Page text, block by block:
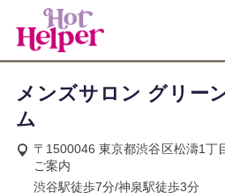
メンズサロン グリー
ム
〒1500046 東京都渋谷区松濤1
ご案内
渋谷駅徒歩7分/神泉駅徒歩3分